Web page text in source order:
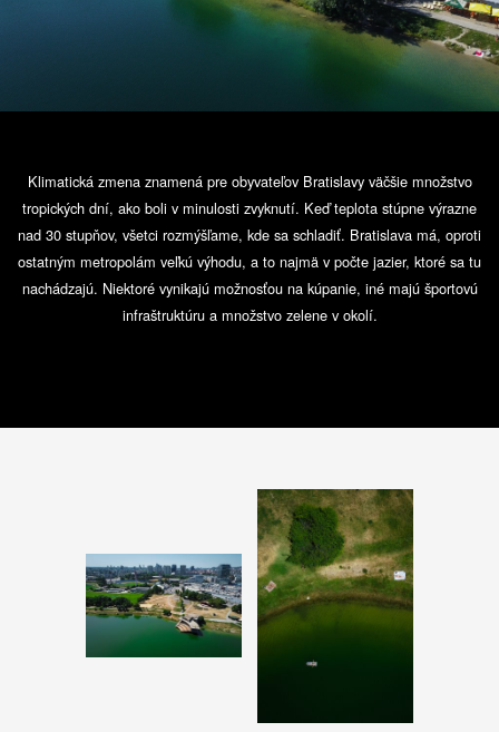
Klimatická zmena znamená pre obyvateľov Bratislavy väčšie množstvo
tropických dní, ako boli v minulosti zvyknutí. Keď teplota stúpne výrazne
nad 30 stupňov, všetci rozmýšľame, kde sa schladiť. Bratislava má, oproti
ostatným metropolám veľkú výhodu, a to najmä v počte jazier, ktoré sa tu
nachádzajú. Niektoré vynikajú možnosťou na kúpanie, iné majú športovú
infraštruktúru a množstvo zelene v okolí.